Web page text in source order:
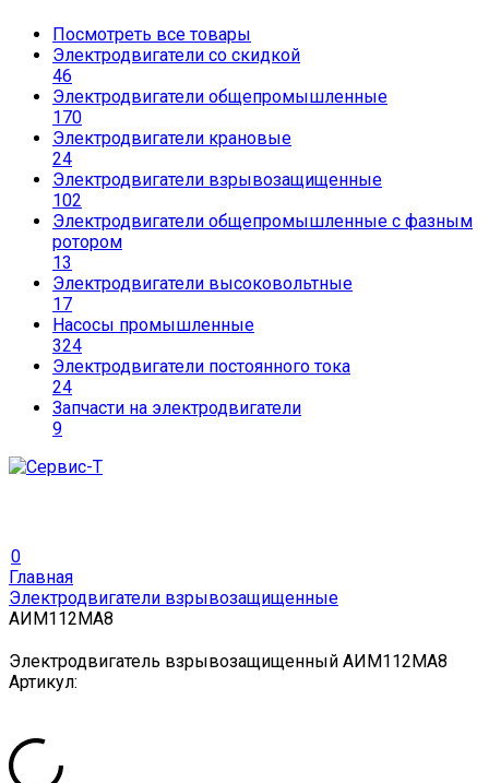
Посмотреть все товары
Электродвигатели со скидкой
46
Электродвигатели общепромышленные
170
Электродвигатели крановые
24
Электродвигатели взрывозащищенные
102
Электродвигатели общепромышленные с фазным
ротором
13
Электродвигатели высоковольтные
17
Насосы промышленные
324
Электродвигатели постоянного тока
24
Запчасти на электродвигатели
9
0
Главная
Электродвигатели взрывозащищенные
АИМ112МА8
Электродвигатель взрывозащищенный АИМ112МА8
Артикул: